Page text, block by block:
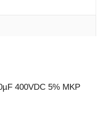
400VDC 5% MKP